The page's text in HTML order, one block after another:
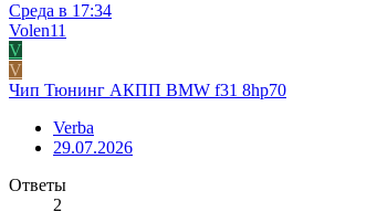
Среда в 17:34
Volen11
V
V
Чип Тюнинг АКПП BMW f31 8hp70
Verba
29.07.2026
Ответы
2